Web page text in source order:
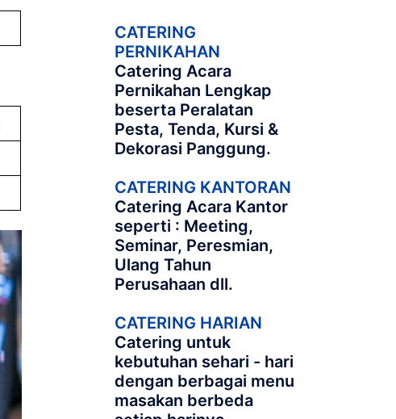
CATERING
PERNIKAHAN
Catering Acara
Pernikahan Lengkap
beserta Peralatan
Pesta, Tenda, Kursi &
Dekorasi Panggung.
CATERING KANTORAN
Catering Acara Kantor
seperti : Meeting,
Seminar, Peresmian,
Ulang Tahun
Perusahaan dll.
CATERING HARIAN
Catering untuk
kebutuhan sehari - hari
dengan berbagai menu
masakan berbeda